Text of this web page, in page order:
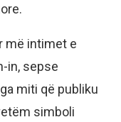
më intimet e
in, sepse
miti që publiku
simboli